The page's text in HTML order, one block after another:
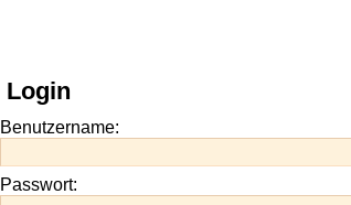
Login
Benutzername:
Passwort: